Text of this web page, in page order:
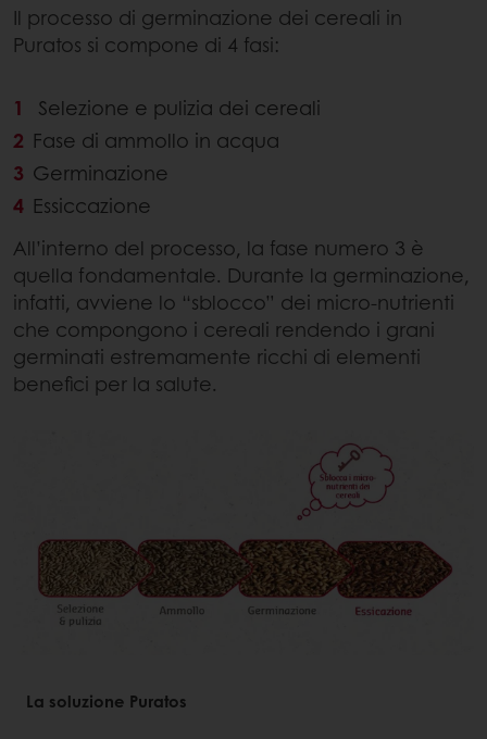
Il processo di germinazione dei cereali in
Puratos si compone di 4 fasi:
Selezione e pulizia dei cereali
Fase di ammollo in acqua
Germinazione
Essiccazione
All’interno del processo, la fase numero 3 è
quella fondamentale. Durante la germinazione,
infatti, avviene lo “sblocco” dei micro-nutrienti
che compongono i cereali rendendo i grani
germinati estremamente ricchi di elementi
benefici per la salute.
La soluzione Puratos